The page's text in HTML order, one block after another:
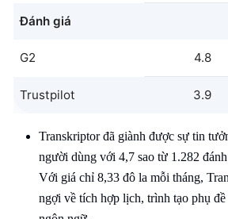
Đánh giá
G2 4.8
Trustpilot 3.9
Transkriptor đã giành được sự tin
người dùng với 4,7 sao từ 1.282
Với giá chỉ 8,33 đô la mỗi tháng,
ngợi về tích hợp lịch, trình tạo phụ